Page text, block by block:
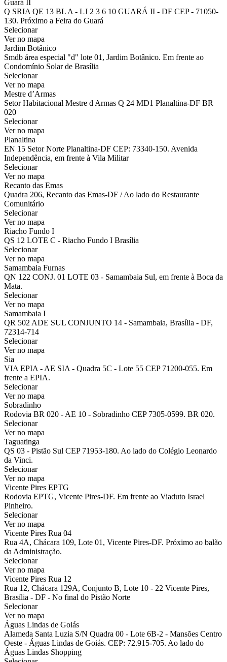
Guará II
Q SRIA QE 13 BL A - LJ 2 3 6 10 GUARÁ II - DF CEP - 71050-
130. Próximo a Feira do Guará
Selecionar
Ver no mapa
Jardim Botânico
Smdb área especial "d" lote 01, Jardim Botânico. Em frente ao
Condomínio Solar de Brasília
Selecionar
Ver no mapa
Mestre d’Armas
Setor Habitacional Mestre d Armas Q 24 MD1 Planaltina-DF BR
020
Selecionar
Ver no mapa
Planaltina
EN 15 Setor Norte Planaltina-DF CEP: 73340-150. Avenida
Independência, em frente à Vila Militar
Selecionar
Ver no mapa
Recanto das Emas
Quadra 206, Recanto das Emas-DF / Ao lado do Restaurante
Comunitário
Selecionar
Ver no mapa
Riacho Fundo I
QS 12 LOTE C - Riacho Fundo I Brasília
Selecionar
Ver no mapa
Samambaia Furnas
QN 122 CONJ. 01 LOTE 03 - Samambaia Sul, em frente à Boca da
Mata.
Selecionar
Ver no mapa
Samambaia I
QR 502 ADE SUL CONJUNTO 14 - Samambaia, Brasília - DF,
72314-714
Selecionar
Ver no mapa
Sia
VIA EPIA - AE SIA - Quadra 5C - Lote 55 CEP 71200-055. Em
frente a EPIA.
Selecionar
Ver no mapa
Sobradinho
Rodovia BR 020 - AE 10 - Sobradinho CEP 7305-0599. BR 020.
Selecionar
Ver no mapa
Taguatinga
QS 03 - Pistão Sul CEP 71953-180. Ao lado do Colégio Leonardo
da Vinci.
Selecionar
Ver no mapa
Vicente Pires EPTG
Rodovia EPTG, Vicente Pires-DF. Em frente ao Viaduto Israel
Pinheiro.
Selecionar
Ver no mapa
Vicente Pires Rua 04
Rua 4A, Chácara 109, Lote 01, Vicente Pires-DF. Próximo ao balão
da Administração.
Selecionar
Ver no mapa
Vicente Pires Rua 12
Rua 12, Chácara 129A, Conjunto B, Lote 10 - 22 Vicente Pires,
Brasília - DF - No final do Pistão Norte
Selecionar
Ver no mapa
Águas Lindas de Goiás
Alameda Santa Luzia S/N Quadra 00 - Lote 6B-2 - Mansões Centro
Oeste - Águas Lindas de Goiás. CEP: 72.915-705. Ao lado do
Águas Lindas Shopping